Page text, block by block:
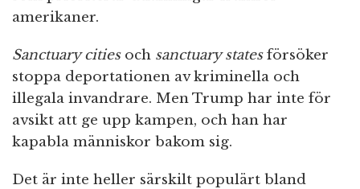
amerikaner.
Sanctuary citiesoch sanctuary statesförsöker
stoppa deportationen av kriminella och
illegala invandrare. Men Trump har inte för
avsikt att ge upp kampen, och han har
kapabla människor bakom sig.
Det är inte heller särskilt populärt bland